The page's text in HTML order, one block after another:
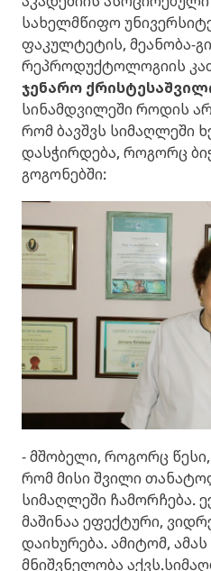
სახელმწიფო
ფაკულტეტის, მეანობა-
რეპროდუქტოლოგიის
ჯენარო
სინამდვილეში როდის
რომ ბავშვს სიმაღლეში
დასჭირდება, როგორც
გოგონებში:
- მშობელი, როგორც
რომ მისი შვილი
სიმაღლეში ჩამორჩება.
მაშინაა ეფექტური,
დაიხურება. ამიტომ,
მნიშვნელობა